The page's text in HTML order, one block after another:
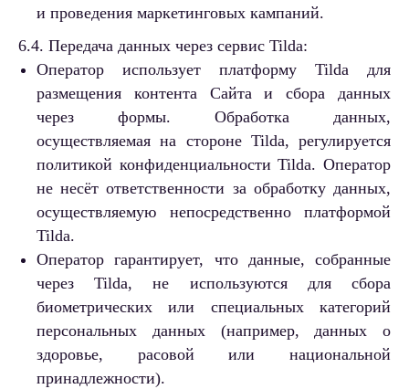
и проведения маркетинговых кампаний.
6.4. Передача данных через сервис Tilda:
Оператор использует платформу Tilda для
размещения контента Сайта и сбора данных
через формы. Обработка данных,
осуществляемая на стороне Tilda, регулируется
политикой конфиденциальности Tilda. Оператор
не несёт ответственности за обработку данных,
осуществляемую непосредственно платформой
Tilda.
Оператор гарантирует, что данные, собранные
через Tilda, не используются для сбора
биометрических или специальных категорий
персональных данных (например, данных о
здоровье, расовой или национальной
принадлежности).